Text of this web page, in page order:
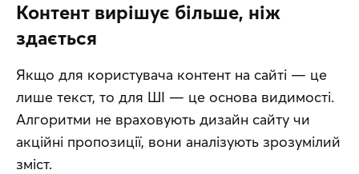
Контент вирішує більше, ніж
здається
Якщо для користувача контент на сайті — це
лише текст, то для ШІ — це основа видимості.
Алгоритми не враховують дизайн сайту чи
акційні пропозиції, вони аналізують зрозумілий
зміст.